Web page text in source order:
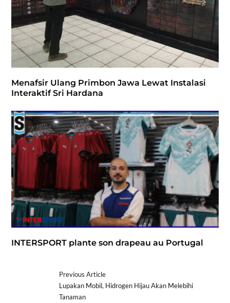
Menafsir Ulang Primbon Jawa Lewat Instalasi
Interaktif Sri Hardana
INTERSPORT plante son drapeau au Portugal
Previous Article
Lupakan Mobil, Hidrogen Hijau Akan Melebihi
Tanaman